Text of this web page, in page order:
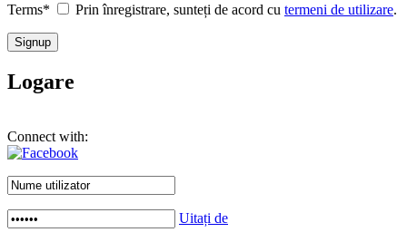
Terms* Prin înregistrare, sunteți de acord cu termeni de utilizare.
Logare
Connect with:
Uitați de